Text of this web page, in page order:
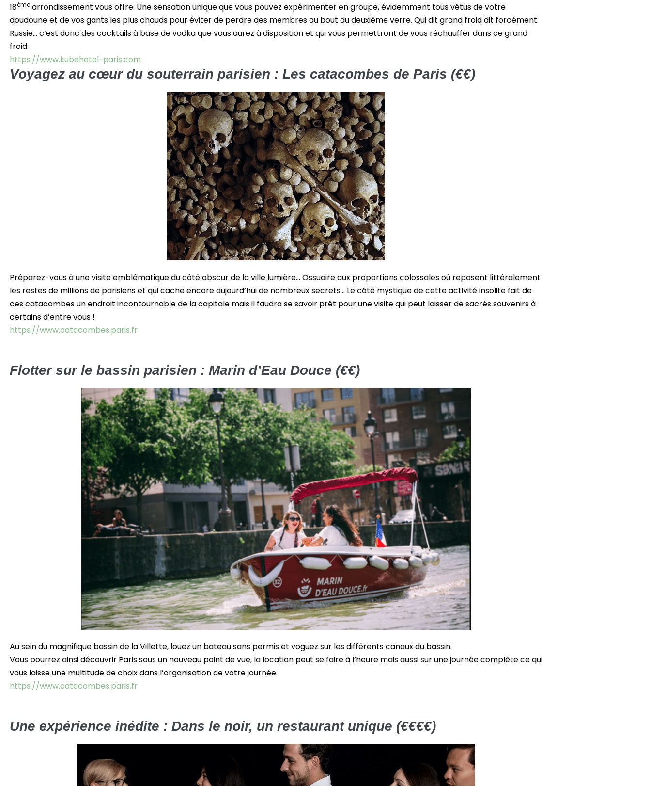
18ème arrondissement vous offre. Une sensation unique que vous pouvez expérimenter en groupe, évidemment tous vêtus de votre
doudoune et de vos gants les plus chauds pour éviter de perdre des membres au bout du deuxième verre. Qui dit grand froid dit forcément
Russie… c’est donc des cocktails à base de vodka que vous aurez à disposition et qui vous permettront de vous réchauffer dans ce grand
froid.
https://www.kubehotel-paris.com
Voyagez au cœur du souterrain parisien : Les catacombes de Paris (€€)
Préparez-vous à une visite emblématique du côté obscur de la ville lumière… Ossuaire aux proportions colossales où reposent littéralement
les restes de millions de parisiens et qui cache encore aujourd’hui de nombreux secrets… Le côté mystique de cette activité insolite fait de
ces catacombes un endroit incontournable de la capitale mais il faudra se savoir prêt pour une visite qui peut laisser de sacrés souvenirs à
certains d’entre vous !
https://www.catacombes.paris.fr
Flotter sur le bassin parisien : Marin d’Eau Douce (€€)
Au sein du magnifique bassin de la Villette, louez un bateau sans permis et voguez sur les différents canaux du bassin.
Vous pourrez ainsi découvrir Paris sous un nouveau point de vue, la location peut se faire à l’heure mais aussi sur une journée complète ce qui
vous laisse une multitude de choix dans l’organisation de votre journée.
https://www.catacombes.paris.fr
Une expérience inédite : Dans le noir, un restaurant unique (€€€€)